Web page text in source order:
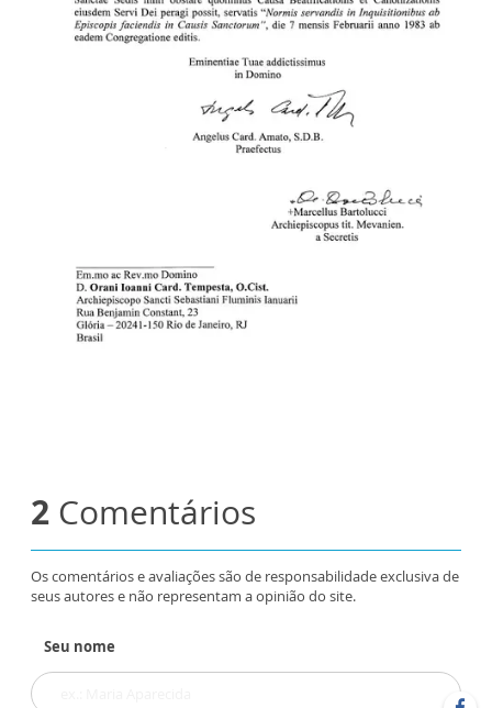
2 Comentários
Os comentários e avaliações são de responsabilidade exclusiva de
seus autores e não representam a opinião do site.
Seu nome